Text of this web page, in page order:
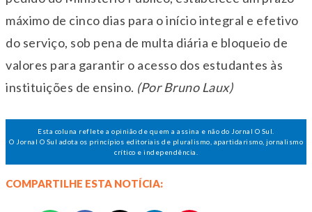
máximo de cinco dias para o início integral e efetivo
do serviço, sob pena de multa diária e bloqueio de
valores para garantir o acesso dos estudantes às
instituições de ensino. (Por Bruno Laux)
Esta coluna reflete a opinião de quem a assina e não do Jornal O Sul.
O Jornal O Sul adota os princípios editoriais de pluralismo, apartidarismo, jornalismo
crítico e independência.
COMPARTILHE ESTA NOTÍCIA: